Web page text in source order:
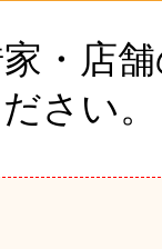
・店
さい。